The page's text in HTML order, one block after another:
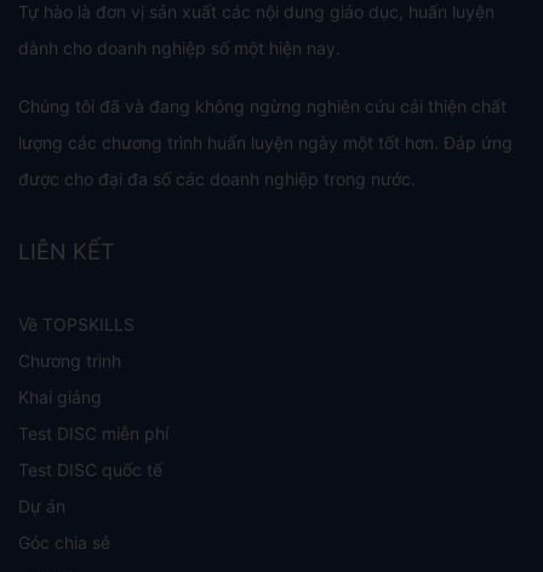
Tự hào là đơn vị sản xuất các nội dung giáo dục, huấn luyện
dành cho doanh nghiệp số một hiện nay.
Chúng tôi đã và đang không ngừng nghiên cứu cải thiện chất
lượng các chương trình huấn luyện ngày một tốt hơn. Đáp ứng
được cho đại đa số các doanh nghiệp trong nước.
LIÊN KẾT
Về TOPSKILLS
Chương trình
Khai giảng
Test DISC miễn phí
Test DISC quốc tế
Dự án
Góc chia sẻ